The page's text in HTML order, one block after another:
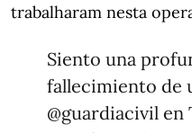
trabalharam nesta
Siento una
fallecimiento de
@guardiacivil en